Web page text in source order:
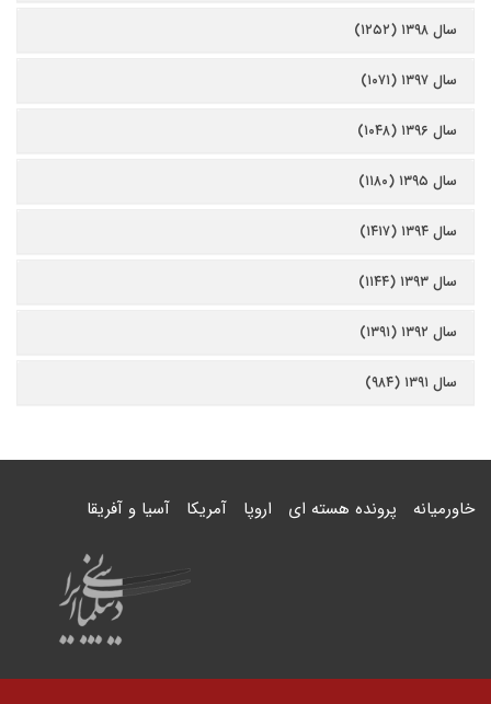
سال ۱۳۹۸ (۱۲۵۲)
سال ۱۳۹۷ (۱۰۷۱)
سال ۱۳۹۶ (۱۰۴۸)
سال ۱۳۹۵ (۱۱۸۰)
سال ۱۳۹۴ (۱۴۱۷)
سال ۱۳۹۳ (۱۱۴۴)
سال ۱۳۹۲ (۱۳۹۱)
سال ۱۳۹۱ (۹۸۴)
خاورمیانه پرونده هسته ای اروپا آمریکا آسیا و آفریقا